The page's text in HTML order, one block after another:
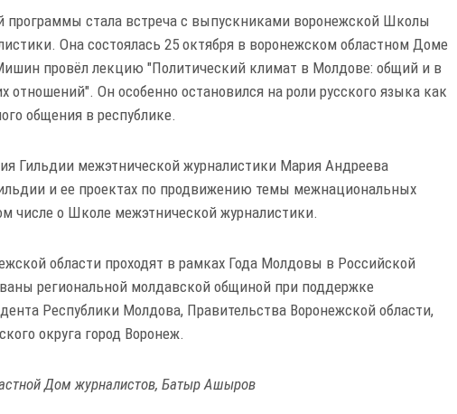
программы стала встреча с выпускниками воронежской Школы
Она состоялась 25 октября в воронежском областном Доме
провёл лекцию "Политический климат в Молдове: общий и в
отношений". Он особенно остановился на роли русского языка как
общения в республике.
Гильдии межэтнической журналистики Мария Андреева
и ее проектах по продвижению темы межнациональных
числе о Школе межэтнической журналистики.
области проходят в рамках Года Молдовы в Российской
региональной молдавской общиной при поддержке
Республики Молдова, Правительства Воронежской области,
округа город Воронеж.
Дом журналистов, Батыр Ашыров